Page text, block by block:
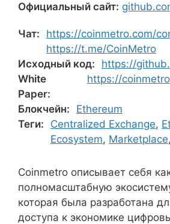
Официальный сайт:
Чат: https://coinmetro.com/
https://t.me/CoinMetro
Исходный код:
https://
White
Paper:
https://
Блокчейн:
Ethereum
Теги:
Centralized Exchange,
Ecosystem, Marketplace,
Coinmetro описывает себя
полномасштабную
которая была разработана
доступа к экономике